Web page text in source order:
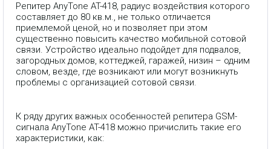
Репитер AnyTone AT-418, радиус воздействия которого
составляет до 80 кв.м., не только отличается
приемлемой ценой, но и позволяет при этом
существенно повысить качество мобильной сотовой
связи. Устройство идеально подойдет для подвалов,
загородных домов, коттеджей, гаражей, низин – одним
словом, везде, где возникают или могут возникнуть
проблемы с организацией сотовой связи.
К ряду других важных особенностей репитера GSM-
сигнала AnyTone AT-418 можно причислить такие его
характеристики, как: